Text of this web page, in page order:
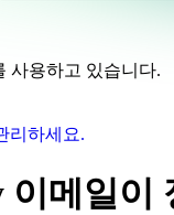
사용하고 있습니다.
리하세요.
이메일이